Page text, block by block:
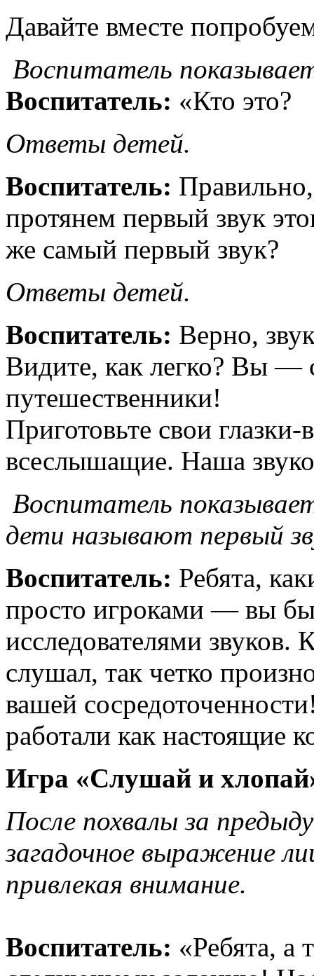
Давайте вместе
Воспитатель
Воспитатель: «Кто это?
Ответы детей.
Воспитатель:
протянем первый звук
же самый первый звук?
Ответы детей.
Воспитатель: Верно,
Видите, как легко? Вы —
путешественники!
Приготовьте свои
всеслышащие. Наша
Воспитатель
дети называют первый
Воспитатель: Ребята,
просто игроками — вы
исследователями звуков.
слушал, так четко
вашей
работали как настоящие
Игра «Слушай и
После похвалы за
загадочное выражение
привлекая внимание.
Воспитатель: «Ребята, а